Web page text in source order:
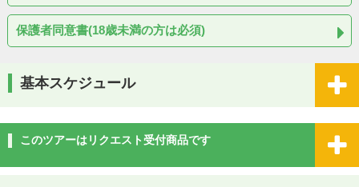
保護者同意書(18歳未満の方は必須)
基本スケジュール
このツアーはリクエスト受付商品です